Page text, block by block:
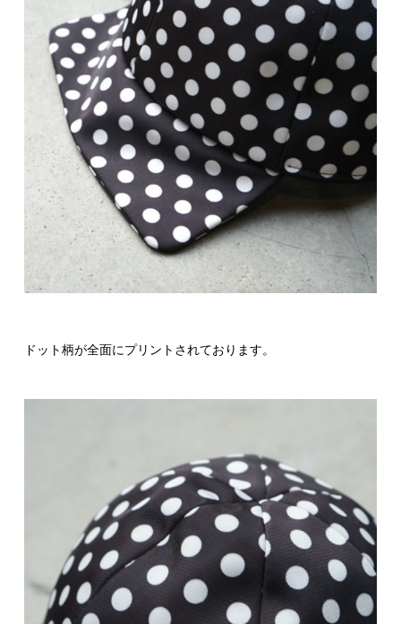
ドット柄が全面にプリントされております。